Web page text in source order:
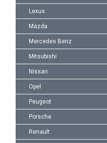
Lexus
Mazda
Mercedes Benz
Mitsubishi
Nissan
Opel
Peugeot
Porsche
Renault